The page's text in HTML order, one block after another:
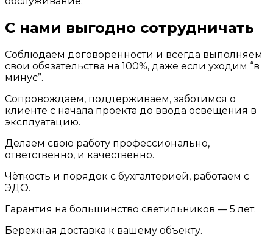
С нами выгодно сотрудничать
Соблюдаем договоренности и всегда выполняем
свои обязательства на 100%, даже если уходим “в
минус”.
Сопровождаем, поддерживаем, заботимся о
клиенте с начала проекта до ввода освещения в
эксплуатацию.
Делаем свою работу профессионально,
ответственно, и качественно.
Чёткость и порядок с бухгалтерией, работаем с
ЭДО.
Гарантия на большинство светильников — 5 лет.
Бережная доставка к вашему объекту.